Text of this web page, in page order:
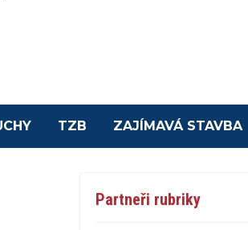
TZB ZAJÍMAVÁ STAVBA
Partneři rubriky